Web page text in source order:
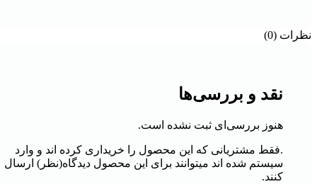
نظرات (0)
نقد و بررسی‌ها
هنوز بررسی‌ای ثبت نشده است.
.فقط مشتریانی که این محصول را خریداری کرده اند و وارد
سیستم شده اند میتوانند برای این محصول دیدگاه(نظر) ارسال
کنند.